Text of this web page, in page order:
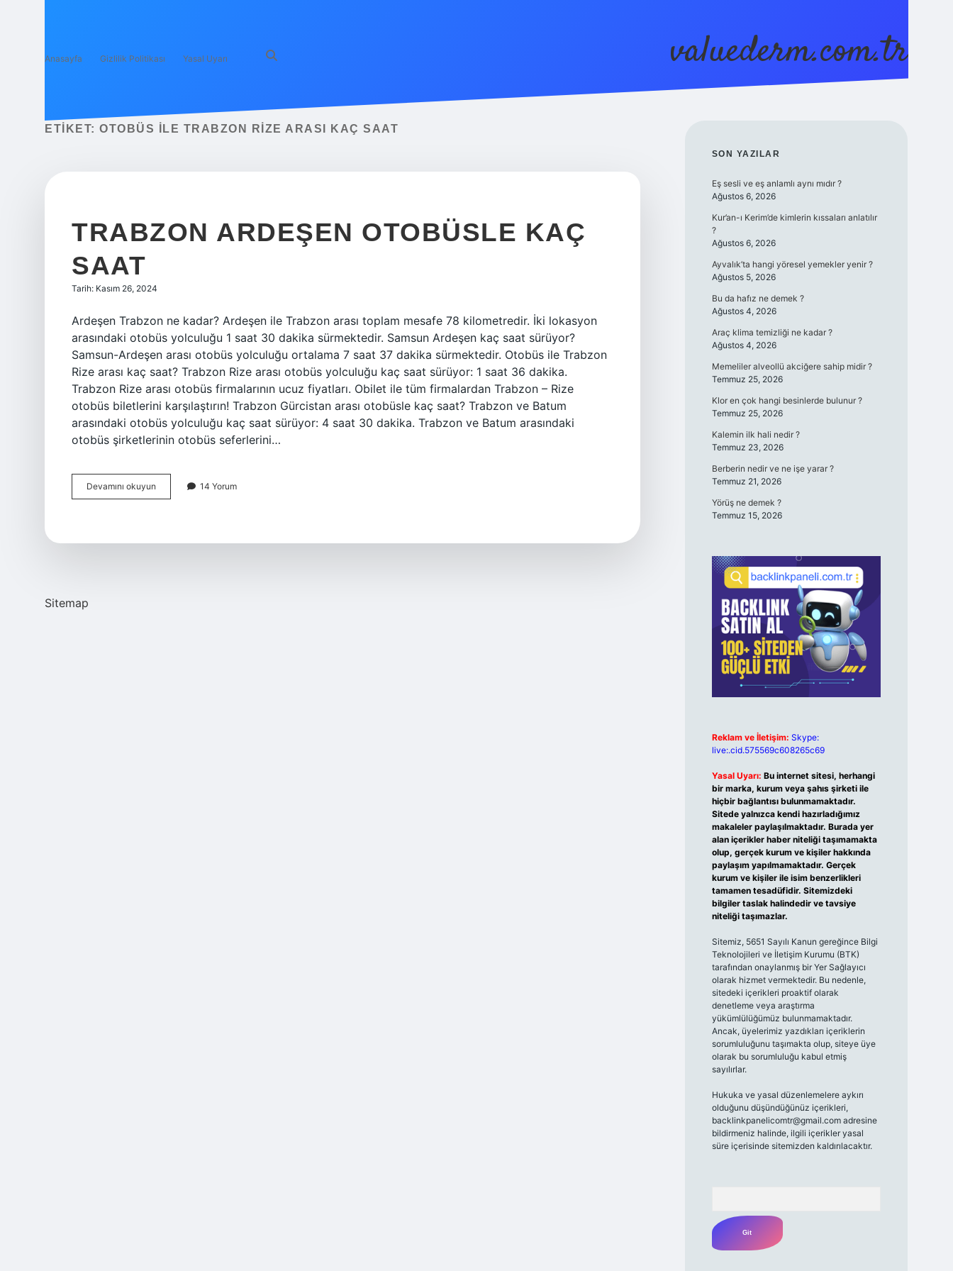
Anasayfa Gizlilik Politikası Yasal Uyarı valuederm.com.tr
ETIKET: OTOBÜS ILE TRABZON RIZE ARASI KAÇ SAAT
TRABZON ARDEŞEN OTOBÜSLE KAÇ
SAAT
Tarih: Kasım 26, 2024
Ardeşen Trabzon ne kadar? Ardeşen ile Trabzon arası toplam mesafe 78 kilometredir. İki lokasyon
arasındaki otobüs yolculuğu 1 saat 30 dakika sürmektedir. Samsun Ardeşen kaç saat sürüyor?
Samsun-Ardeşen arası otobüs yolculuğu ortalama 7 saat 37 dakika sürmektedir. Otobüs ile Trabzon
Rize arası kaç saat? Trabzon Rize arası otobüs yolculuğu kaç saat sürüyor: 1 saat 36 dakika.
Trabzon Rize arası otobüs firmalarının ucuz fiyatları. Obilet ile tüm firmalardan Trabzon – Rize
otobüs biletlerini karşılaştırın! Trabzon Gürcistan arası otobüsle kaç saat? Trabzon ve Batum
arasındaki otobüs yolculuğu kaç saat sürüyor: 4 saat 30 dakika. Trabzon ve Batum arasındaki
otobüs şirketlerinin otobüs seferlerini…
Devamını okuyun Trabzon
Ardeşen
14 Yorum
Sitemap
SIDEBAR
SON YAZILAR
Eş sesli ve eş anlamlı aynı mıdır ?
Ağustos 6, 2026
Kur’an-ı Kerim’de kimlerin kıssaları anlatılır
?
Ağustos 6, 2026
Ayvalık’ta hangi yöresel yemekler yenir ?
Ağustos 5, 2026
Bu da hafız ne demek ?
Ağustos 4, 2026
Araç klima temizliği ne kadar ?
Ağustos 4, 2026
Memeliler alveollü akciğere sahip midir ?
Temmuz 25, 2026
Klor en çok hangi besinlerde bulunur ?
Temmuz 25, 2026
Kalemin ilk hali nedir ?
Temmuz 23, 2026
Berberin nedir ve ne işe yarar ?
Temmuz 21, 2026
Yörüş ne demek ?
Temmuz 15, 2026
Reklam ve İletişim: Skype:
live:.cid.575569c608265c69
Yasal Uyarı: Bu internet sitesi, herhangi
bir marka, kurum veya şahıs şirketi ile
hiçbir bağlantısı bulunmamaktadır.
Sitede yalnızca kendi hazırladığımız
makaleler paylaşılmaktadır. Burada yer
alan içerikler haber niteliği taşımamakta
olup, gerçek kurum ve kişiler hakkında
paylaşım yapılmamaktadır. Gerçek
kurum ve kişiler ile isim benzerlikleri
tamamen tesadüfidir. Sitemizdeki
bilgiler taslak halindedir ve tavsiye
niteliği taşımazlar.
Sitemiz, 5651 Sayılı Kanun gereğince Bilgi
Teknolojileri ve İletişim Kurumu (BTK)
tarafından onaylanmış bir Yer Sağlayıcı
olarak hizmet vermektedir. Bu nedenle,
sitedeki içerikleri proaktif olarak
denetleme veya araştırma
yükümlülüğümüz bulunmamaktadır.
Ancak, üyelerimiz yazdıkları içeriklerin
sorumluluğunu taşımakta olup, siteye üye
olarak bu sorumluluğu kabul etmiş
sayılırlar.
Hukuka ve yasal düzenlemelere aykırı
olduğunu düşündüğünüz içerikleri,
backlinkpanelicomtr@gmail.comadresine
bildirmeniz halinde, ilgili içerikler yasal
süre içerisinde sitemizden kaldırılacaktır.